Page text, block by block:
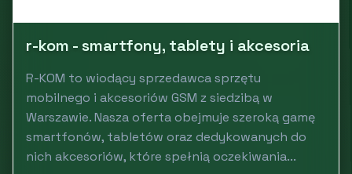
r-kom - smartfony, tablety i akcesoria
R-KOM to wiodący sprzedawca sprzętu
mobilnego i akcesoriów GSM z siedzibą w
Warszawie. Nasza oferta obejmuje szeroką gamę
smartfonów, tabletów oraz dedykowanych do
nich akcesoriów, które spełnią oczekiwania...